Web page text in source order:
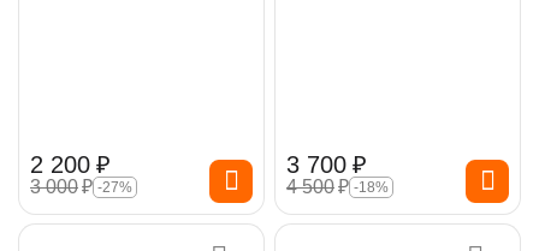
2 200 ₽
3 000₽ -27%
3 700 ₽
4 500₽ -18%